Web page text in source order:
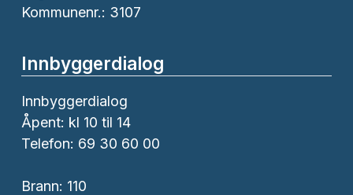
Kommunenr.: 3107
Innbyggerdialog
Innbyggerdialog
Åpent: kl 10 til 14
Telefon: 69 30 60 00
Brann: 110